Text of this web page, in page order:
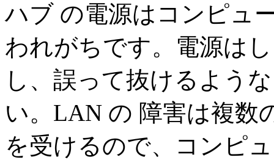
ハブ の電源はコンピュ
われがちです。電源は
し、誤って抜けるよう
い。LAN の 障害は複数
を受けるので、コンピ